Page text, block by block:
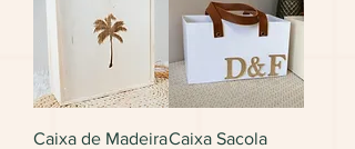
Caixa de MadeiraCaixa Sacola